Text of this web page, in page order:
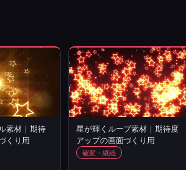
素材｜期待
くり用
星が輝くループ素材｜期待度
アップの画面づくり用
確変・継続